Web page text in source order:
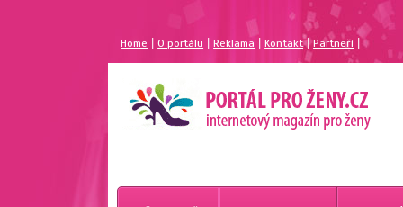
Home |O portálu Reklama Kontakt| Partneří
MAGAZÍN PRO ŽENY
PORTÁL PRO ŽENY.CZ